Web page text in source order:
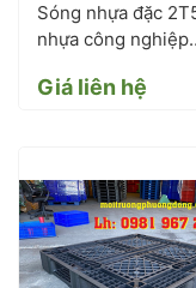
Sóng nhựa đặc
nhựa công nghiệp
Giá liên hệ